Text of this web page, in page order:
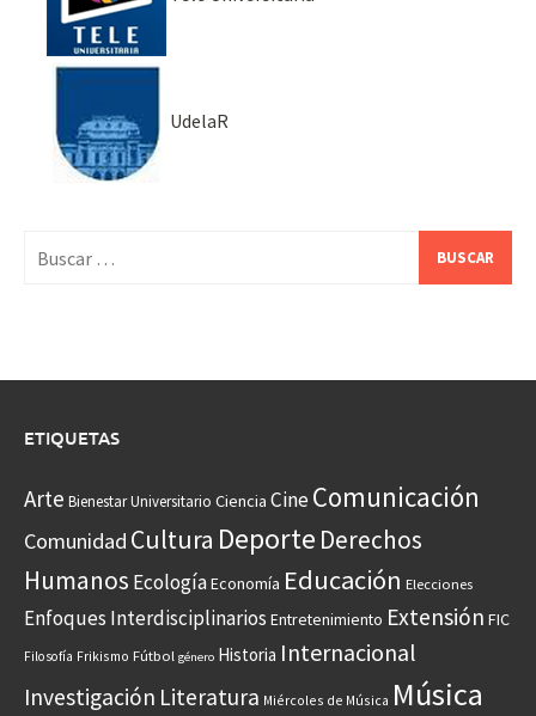
UdelaR
ETIQUETAS
Arte Bienestar Universitario Ciencia CineComunicación
Comunidad Cultura Deporte Derechos
Humanos EcologíaEconomía Educación Elecciones
Enfoques Interdisciplinarios Entretenimiento Extensión FIC
Filosofía Frikismo Fútbol género Historia Internacional
Investigación Literatura Miércoles de Música Música